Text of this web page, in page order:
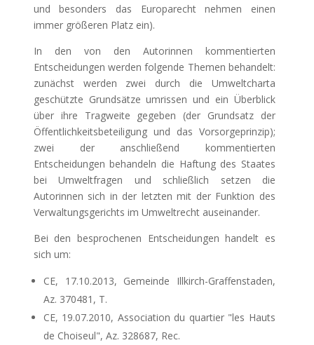
und besonders das Europarecht nehmen einen
immer größeren Platz ein).
In den von den Autorinnen kommentierten
Entscheidungen werden folgende Themen behandelt:
zunächst werden zwei durch die Umweltcharta
geschützte Grundsätze umrissen und ein Überblick
über ihre Tragweite gegeben (der Grundsatz der
Öffentlichkeitsbeteiligung und das Vorsorgeprinzip);
zwei der anschließend kommentierten
Entscheidungen behandeln die Haftung des Staates
bei Umweltfragen und schließlich setzen die
Autorinnen sich in der letzten mit der Funktion des
Verwaltungsgerichts im Umweltrecht auseinander.
Bei den besprochenen Entscheidungen handelt es
sich um:
CE, 17.10.2013, Gemeinde Illkirch-Graffenstaden,
Az. 370481, T.
CE, 19.07.2010, Association du quartier "les Hauts
de Choiseul", Az. 328687, Rec.